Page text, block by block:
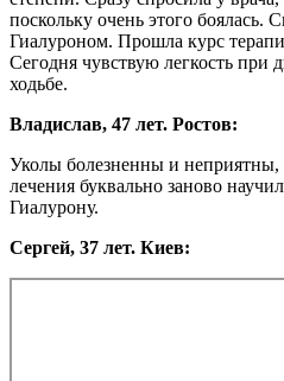
поскольку очень этого боялась.
Гиалуроном. Прошла курс
Сегодня чувствую легкость при
ходьбе.
Владислав, 47 лет. Ростов:
Уколы болезненны и неприятны,
лечения буквально заново
Гиалурону.
Сергей, 37 лет. Киев: